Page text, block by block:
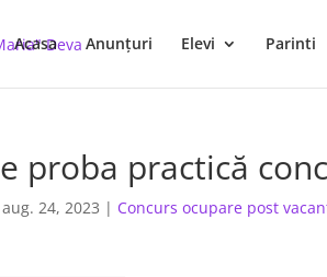
Acasa Anunţuri Elevi Parinti
proba practică
aug. 24, 2023 | Concurs ocupare post